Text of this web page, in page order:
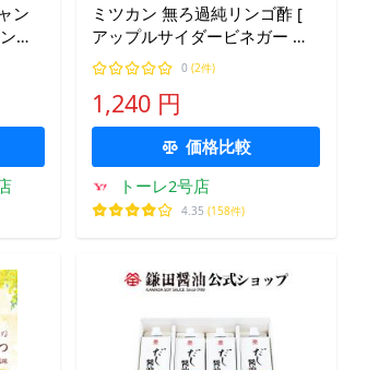
ン
グ
リ
に
ミツカン 無ろ過純リンゴ酢 [
アップルサイダービネガー マ
ザー入り にごり酢 無濾過 酢酸
菌 りんご酢 ] 500ml
0 (2件)
1,240 円
価格比較
トーレ2号店
4.35 (158件)